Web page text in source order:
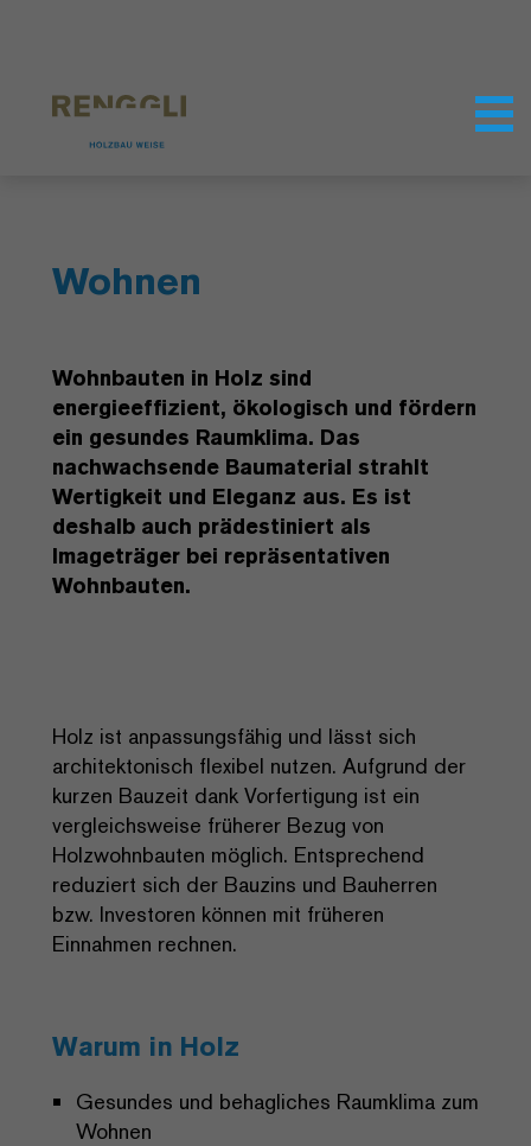
Wohnen
Wohnbauten in Holz sind
energieeffizient, ökologisch und fördern
ein gesundes Raumklima. Das
nachwachsende Baumaterial strahlt
Wertigkeit und Eleganz aus. Es ist
deshalb auch prädestiniert als
Imageträger bei repräsentativen
Wohnbauten.
Holz ist anpassungsfähig und lässt sich
architektonisch flexibel nutzen. Aufgrund der
kurzen Bauzeit dank Vorfertigung ist ein
vergleichsweise früherer Bezug von
Holzwohnbauten möglich. Entsprechend
reduziert sich der Bauzins und Bauherren
bzw. Investoren können mit früheren
Einnahmen rechnen.
Warum in Holz
Gesundes und behagliches Raumklima zum
Wohnen